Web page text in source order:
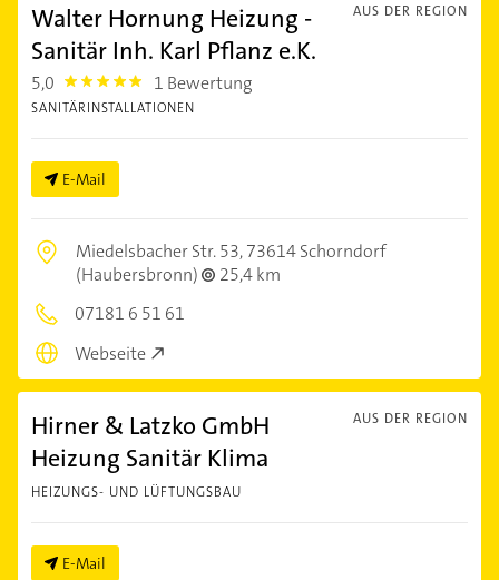
AUS DER REGION
Walter Hornung Heizung -
Sanitär Inh. Karl Pflanz e.K.
5,0 5.0 1 Bewertung
SANITÄRINSTALLATIONEN
E-Mail
Miedelsbacher Str. 53,73614 Schorndorf
(Haubersbronn)
25,4 km
07181 6 51 61
Webseite
AUS DER REGION
Hirner & Latzko GmbH
Heizung Sanitär Klima
HEIZUNGS- UND LÜFTUNGSBAU
E-Mail